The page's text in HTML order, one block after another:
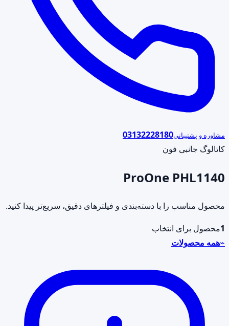
مشاوره و پشتیبانی03132228180
کاتالوگ جانبی فون
ProOne PHL1140
محصول مناسب را با دسته‌بندی و فیلترهای دقیق، سریع‌تر پیدا کنید.
1محصول برای انتخاب
⌁همه محصولات